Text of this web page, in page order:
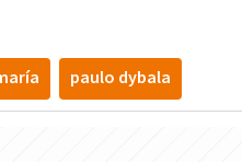
paulo dybala